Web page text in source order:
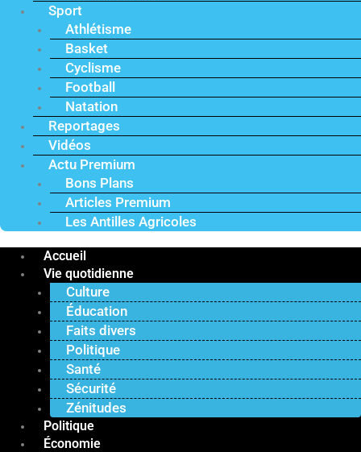
Sport
Athlétisme
Basket
Cyclisme
Football
Natation
Reportages
Vidéos
Actu Premium
Bons Plans
Articles Premium
Les Antilles Agricoles
Accueil
Vie quotidienne
Culture
Éducation
Faits divers
Politique
Santé
Sécurité
Zénitudes
Politique
Économie